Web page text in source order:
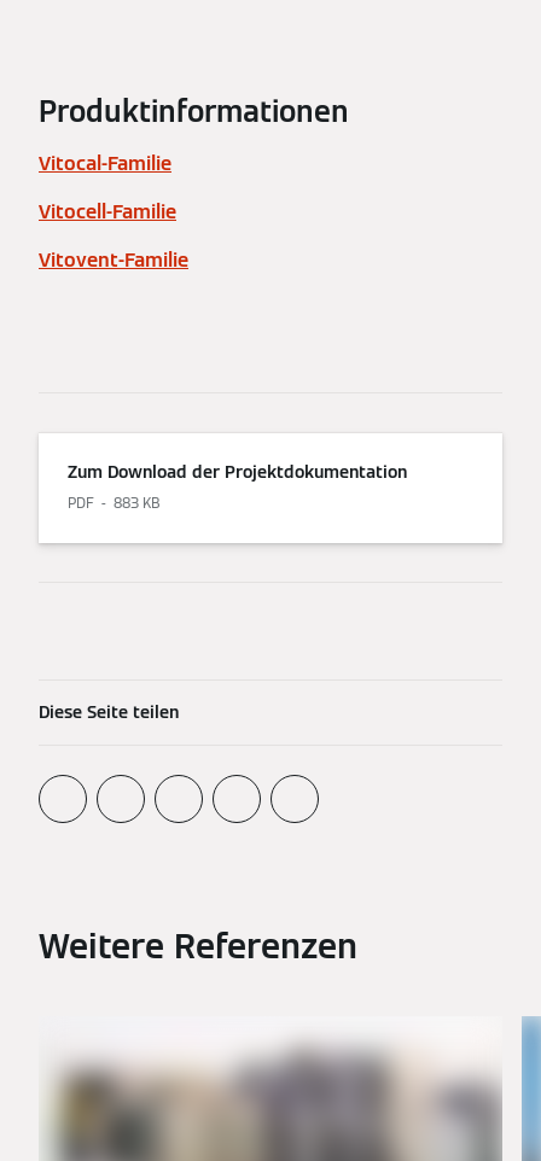
Produktinformationen
Vitocal-Familie
Vitocell-Familie
Vitovent-Familie
Zum Download der Projektdokumentation
PDF 883 KB
Diese Seite teilen
Weitere Referenzen